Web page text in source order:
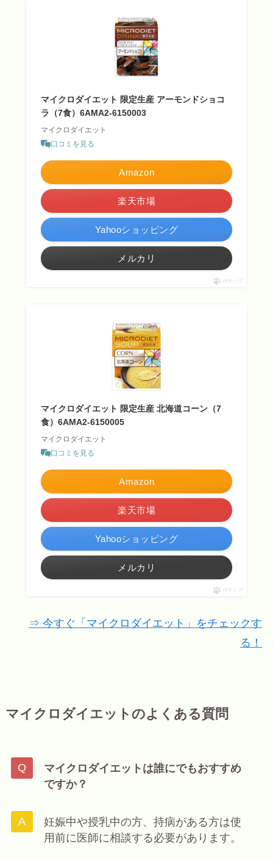
マイクロダイエット 限定生産 アーモンドショコ
ラ（7食）6AMA2-6150003
マイクロダイエット
口コミを見る
Amazon
楽天市場
Yahooショッピング
メルカリ
ポチップ
マイクロダイエット 限定生産 北海道コーン（7
食）6AMA2-6150005
マイクロダイエット
口コミを見る
Amazon
楽天市場
Yahooショッピング
メルカリ
ポチップ
⇒ 今すぐ「マイクロダイエット」をチェックす
る！
マイクロダイエットのよくある質問
マイクロダイエットは誰にでもおすすめ
ですか？
妊娠中や授乳中の方、持病がある方は使
用前に医師に相談する必要があります。